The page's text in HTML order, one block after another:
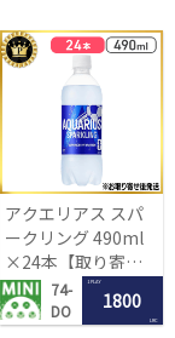
アクエリアス スパ
ークリング 490ml
×24本【取り寄せ
入荷後次第発送】
74-
DO
1 PLAY
1800
LRC